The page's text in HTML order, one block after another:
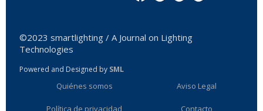
©2023 smartlighting / A Journal on Lighting
Technologies
Powered and Designed by SML
Quiénes somos Aviso Legal
Política de privacidad Contacto